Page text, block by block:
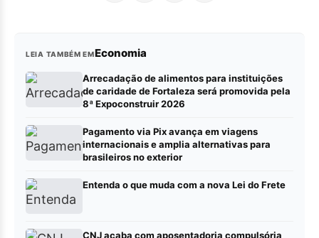
LEIA TAMBÉM EMEconomia
Arrecadação de alimentos para instituições
de caridade de Fortaleza será promovida pela
8ª Expoconstruir 2026
Pagamento via Pix avança em viagens
internacionais e amplia alternativas para
brasileiros no exterior
Entenda o que muda com a nova Lei do Frete
CNJ acaba com aposentadoria compulsória